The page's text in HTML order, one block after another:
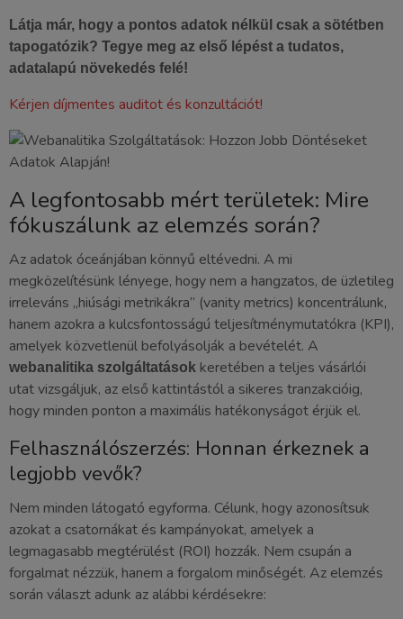
Látja már, hogy a pontos adatok nélkül csak a sötétben
tapogatózik? Tegye meg az első lépést a tudatos,
adatalapú növekedés felé!
Kérjen díjmentes auditot és konzultációt!
A legfontosabb mért területek: Mire
fókuszálunk az elemzés során?
Az adatok óceánjában könnyű eltévedni. A mi
megközelítésünk lényege, hogy nem a hangzatos, de üzletileg
irreleváns „hiúsági metrikákra” (vanity metrics) koncentrálunk,
hanem azokra a kulcsfontosságú teljesítménymutatókra (KPI),
amelyek közvetlenül befolyásolják a bevételét. A
webanalitika szolgáltatások keretében a teljes vásárlói
utat vizsgáljuk, az első kattintástól a sikeres tranzakcióig,
hogy minden ponton a maximális hatékonyságot érjük el.
Felhasználószerzés: Honnan érkeznek a
legjobb vevők?
Nem minden látogató egyforma. Célunk, hogy azonosítsuk
azokat a csatornákat és kampányokat, amelyek a
legmagasabb megtérülést (ROI) hozzák. Nem csupán a
forgalmat nézzük, hanem a forgalom minőségét. Az elemzés
során választ adunk az alábbi kérdésekre: